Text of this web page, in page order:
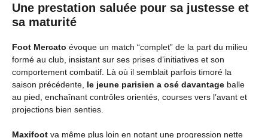
Une prestation saluée pour sa justesse et
sa maturité
Foot Mercato évoque un match “complet” de la part du milieu
formé au club, insistant sur ses prises d’initiatives et son
comportement combatif. Là où il semblait parfois timoré la
saison précédente, le jeune parisien a osé davantage balle
au pied, enchaînant contrôles orientés, courses vers l’avant et
projections bien senties.
Maxifoot va même plus loin en notant une progression nette